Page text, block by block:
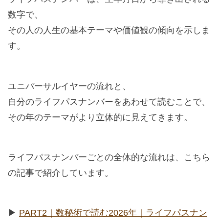
数字で、
その人の人生の基本テーマや価値観の傾向を示しま
す。
ユニバーサルイヤーの流れと、
自分のライフパスナンバーをあわせて読むことで、
その年のテーマがより立体的に見えてきます。
ライフパスナンバーごとの全体的な流れは、こちら
の記事で紹介しています。
▶︎ PART2｜数秘術で読む2026年｜ライフパスナン